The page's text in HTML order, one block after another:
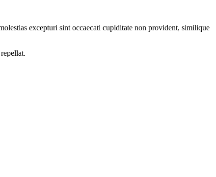
excepturi sint occaecati cupiditate non provident, similique